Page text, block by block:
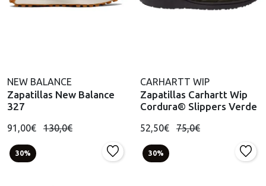
NEW BALANCE
Zapatillas New Balance
327
91,00€ 130,0€
CARHARTT WIP
Zapatillas Carhartt Wip
Cordura® Slippers Verde
52,50€ 75,0€
30% 30%